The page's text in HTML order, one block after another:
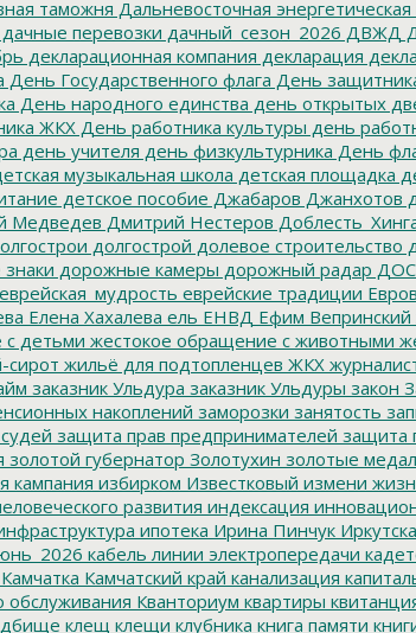
таможня Дальневосточная
дачные перевозки дачный_сезон_2026 ДВЖД
декларационная компания декларация
День Государственного флага День
День народного единства день открытых
ЖКХ День работника культуры день
день учителя день физкультурника День
музыкальная школа детская площадка
детское пособие Джабаров Джанхотов
Медведев Дмитрий Нестеров
долгострой долевое строительство
дорожные камеры дорожный радар
еврейская_мудрость еврейские традиции
Елена Хахалева ель ЕНВД Ефим Вепринский
детьми жестокое обращение с животными
сирот жильё для подтопленцев ЖКХ
заказник Ульдура заказник Ульдуры закон
накоплений заморозки занятость
защита прав предпринимателей защита
золотой губернатор Золотухин золотые
кампания избирком Известковый измени
развития индексация
ипотека Ирина Пинчук
кабель линии электропередачи
Камчатка Камчатский край канализация
обслуживания Кванториум квартиры
клещ клещи клубника книга памяти